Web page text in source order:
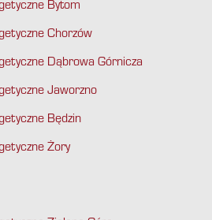
Bytom
Chorzów
Dąbrowa Górnicza
Jaworzno
Będzin
Żory